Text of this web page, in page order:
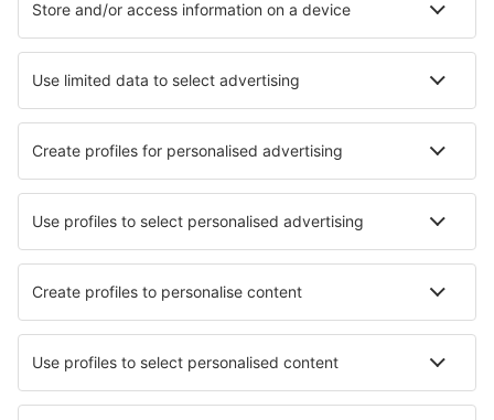
Hotely in Grange Over Sands Hotely in Redcar
Hotely in Clacton-on-Sea Hotely in Middlesborough
Nejlepší hotely - města
Hotely in Bunkie Hotely in Kommeno
Hotely in Cuautlancingo Hotely v Humaitě
Hotely Lanvaudan Hotely in Wasco
Hotely in Husseren-les-Chateaux